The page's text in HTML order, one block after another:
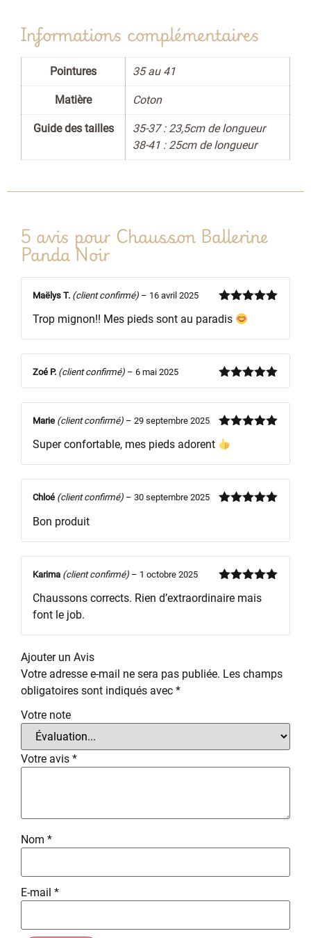
Informations complémentaires
Pointures 35 au 41
Matière Coton
Guide des tailles
35-37 : 23,5cm de longueur
38-41 : 25cm de longueur
5 avis pour Chausson Ballerine
Panda Noir
Note
5
Maëlys T. (client confirmé) – 16 avril 2025
Trop mignon!! Mes pieds sont au paradis
Note5sur
Zoé P. (client confirmé) – 6 mai 2025
Note
5
Marie (client confirmé) – 29 septembre 2025
Super confortable, mes pieds adorent
Chloé (client confirmé) – 30 septembre 2025
Bon produit
5
Karima (client confirmé) – 1 octobre 2025
Chaussons corrects. Rien d’extraordinaire mais
font le job.
Ajouter un Avis
Votre adresse e-mail ne sera pas publiée. Les champs
obligatoires sont indiqués avec *
Votre note
Votre avis *
Nom *
E-mail *